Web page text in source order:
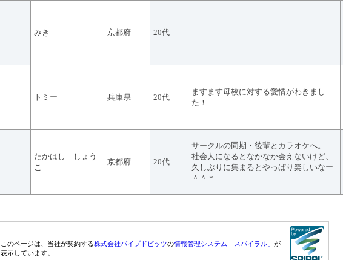
みき 京都府 20代
トミー 兵庫県 20代
ますます母校に対する愛情がわきまし
た！
たかはし しょう
こ
京都府 20代
サークルの同期・後輩とカラオケへ。
社会人になるとなかなか会えないけど、
久しぶりに集まるとやっぱり楽しいなー
＾＾＊
このページは、当社が契約する株式会社パイプドビッツの情報管理システム「スパイラル」 が
表示しています。